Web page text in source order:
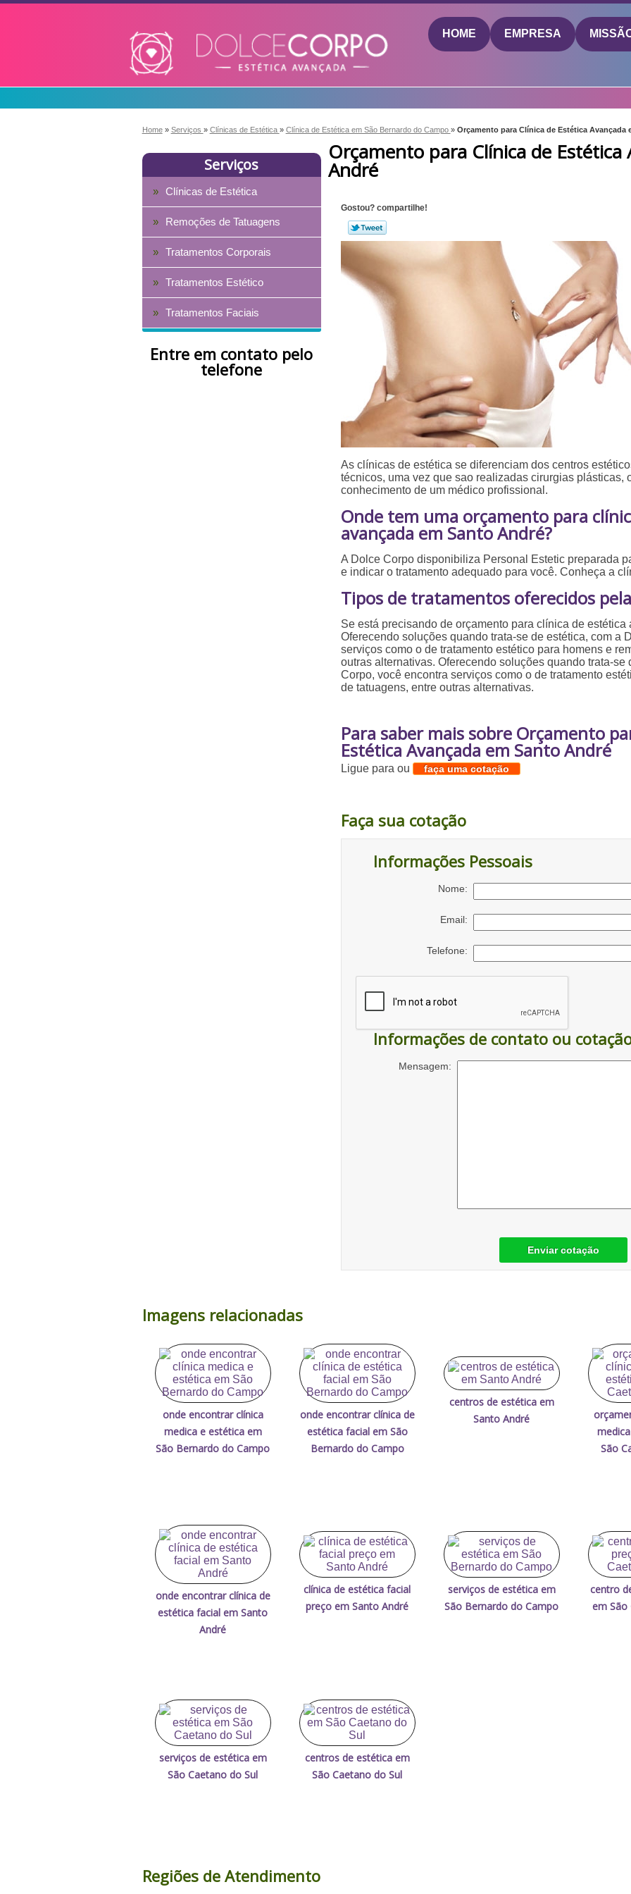
HOME EMPRESA
Home » Serviços » Clínicas de Estética » Clínica de Estética em São Bernardo do Campo » Orçamento para Clínica de Estética Avançada
Serviços
Clínicas de Estética
Remoções de Tatuagens
Tratamentos Corporais
Tratamentos Estético
Tratamentos Faciais
Entre em contato pelo
telefone
Orçamento para Clínica de Estética
André
Gostou? compartilhe!
As clínicas de estética se diferenciam dos centros
técnicos, uma vez que sao realizadas cirurgias plásticas,
conhecimento de um médico profissional.
Onde tem uma orçamento para
avançada em Santo André?
A Dolce Corpo disponibiliza Personal Estetic preparada
e indicar o tratamento adequado para você. Conheça a
Tipos de tratamentos oferecidos
Se está precisando de orçamento para clínica de estética
Oferecendo soluções quando trata-se de estética, com a
serviços como o de tratamento estético para homens e
outras alternativas. Oferecendo soluções quando trata-se
Corpo, você encontra serviços como o de tratamento
de tatuagens, entre outras alternativas.
Para saber mais sobre Orçamento
Estética Avançada em Santo André
Ligue paraou faça uma cotação
Faça sua cotação
Informações Pessoais
Nome:
Email:
Telefone:
Informações de contato ou
Mensagem:
Enviar cotação
Imagens relacionadas
onde encontrar clínica
medica e estética em
São Bernardo do Campo
onde encontrar clínica de
estética facial em São
Bernardo do Campo
centros de estética em
Santo André
São
onde encontrar clínica de
estética facial em Santo
André
clínica de estética facial
preço em Santo André
serviços de estética em
São Bernardo do Campo
centro
em São
serviços de estética em
São Caetano do Sul
centros de estética em
São Caetano do Sul
Regiões de Atendimento